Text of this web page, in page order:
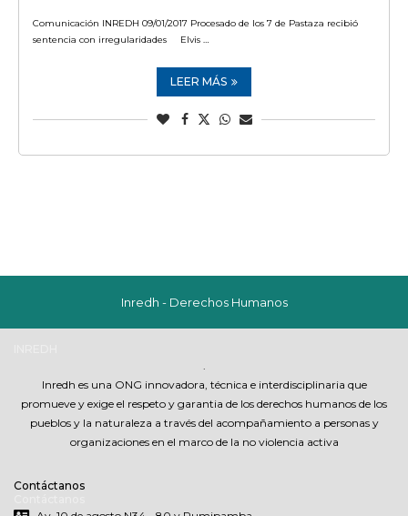
Comunicación INREDH 09/01/2017 Procesado de los 7 de Pastaza recibió
sentencia con irregularidades Elvis …
LEER MÁS
Inredh - Derechos Humanos
Inredh es una ONG innovadora, técnica e interdisciplinaria que
promueve y exige el respeto y garantia de los derechos humanos de los
pueblos y la naturaleza a través del acompañamiento a personas y
organizaciones en el marco de la no violencia activa
Contáctanos